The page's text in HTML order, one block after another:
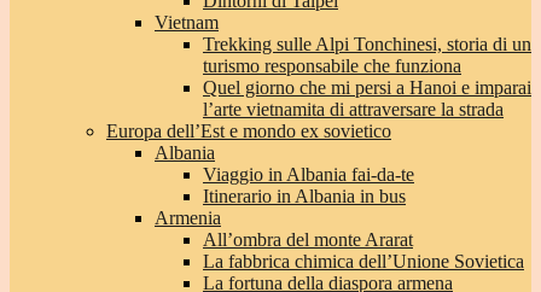
Vietnam
Trekking sulle Alpi Tonchinesi, storia di un
turismo responsabile che funziona
Quel giorno che mi persi a Hanoi e imparai
l’arte vietnamita di attraversare la strada
Europa dell’Est e mondo ex sovietico
Albania
Viaggio in Albania fai-da-te
Itinerario in Albania in bus
Armenia
All’ombra del monte Ararat
La fabbrica chimica dell’Unione Sovietica
La fortuna della diaspora armena